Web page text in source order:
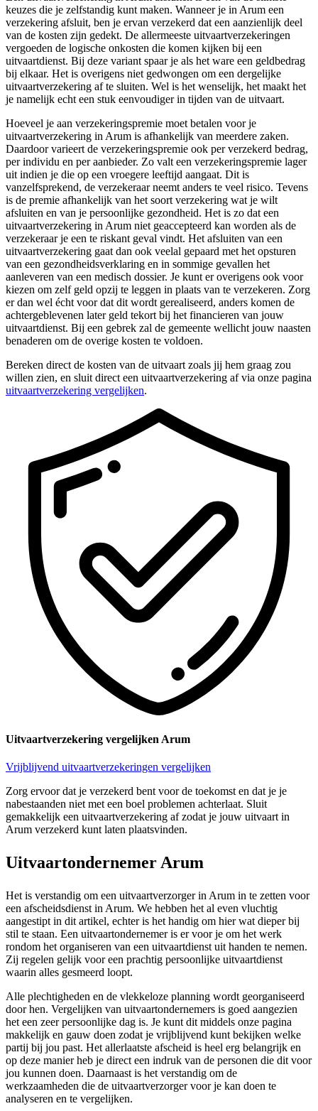
keuzes die je zelfstandig kunt maken. Wanneer je in Arum een
verzekering afsluit, ben je ervan verzekerd dat een aanzienlijk deel
van de kosten zijn gedekt. De allermeeste uitvaartverzekeringen
vergoeden de logische onkosten die komen kijken bij een
uitvaartdienst. Bij deze variant spaar je als het ware een geldbedrag
bij elkaar. Het is overigens niet gedwongen om een dergelijke
uitvaartverzekering af te sluiten. Wel is het wenselijk, het maakt het
je namelijk echt een stuk eenvoudiger in tijden van de uitvaart.
Hoeveel je aan verzekeringspremie moet betalen voor je
uitvaartverzekering in Arum is afhankelijk van meerdere zaken.
Daardoor varieert de verzekeringspremie ook per verzekerd bedrag,
per individu en per aanbieder. Zo valt een verzekeringspremie lager
uit indien je die op een vroegere leeftijd aangaat. Dit is
vanzelfsprekend, de verzekeraar neemt anders te veel risico. Tevens
is de premie afhankelijk van het soort verzekering wat je wilt
afsluiten en van je persoonlijke gezondheid. Het is zo dat een
uitvaartverzekering in Arum niet geaccepteerd kan worden als de
verzekeraar je een te riskant geval vindt. Het afsluiten van een
uitvaartverzekering gaat dan ook veelal gepaard met het opsturen
van een gezondheidsverklaring en in sommige gevallen het
aanleveren van een medisch dossier. Je kunt er overigens ook voor
kiezen om zelf geld opzij te leggen in plaats van te verzekeren. Zorg
er dan wel écht voor dat dit wordt gerealiseerd, anders komen de
achtergeblevenen later geld tekort bij het financieren van jouw
uitvaartdienst. Bij een gebrek zal de gemeente wellicht jouw naasten
benaderen om de overige kosten te voldoen.
Bereken direct de kosten van de uitvaart zoals jij hem graag zou
willen zien, en sluit direct een uitvaartverzekering af via onze pagina
uitvaartverzekering vergelijken.
Uitvaartverzekering vergelijken Arum
Vrijblijvend uitvaartverzekeringen vergelijken
Zorg ervoor dat je verzekerd bent voor de toekomst en dat je je
nabestaanden niet met een boel problemen achterlaat. Sluit
gemakkelijk een uitvaartverzekering af zodat je jouw uitvaart in
Arum verzekerd kunt laten plaatsvinden.
Uitvaartondernemer Arum
Het is verstandig om een uitvaartverzorger in Arum in te zetten voor
een afscheidsdienst in Arum. We hebben het al even vluchtig
aangestipt in dit artikel, echter is het handig om hier wat dieper bij
stil te staan. Een uitvaartondernemer is er voor je om het werk
rondom het organiseren van een uitvaartdienst uit handen te nemen.
Zij regelen gelijk voor een prachtig persoonlijke uitvaartdienst
waarin alles gesmeerd loopt.
Alle plechtigheden en de vlekkeloze planning wordt georganiseerd
door hen. Vergelijken van uitvaartondernemers is goed aangezien
het een zeer persoonlijke dag is. Je kunt dit middels onze pagina
makkelijk en gauw doen zodat je vrijblijvend kunt bekijken welke
partij bij jou past. Het allerlaatste afscheid is heel erg belangrijk en
op deze manier heb je direct een indruk van de personen die dit voor
jou kunnen doen. Daarnaast is het verstandig om de
werkzaamheden die de uitvaartverzorger voor je kan doen te
analyseren en te vergelijken.